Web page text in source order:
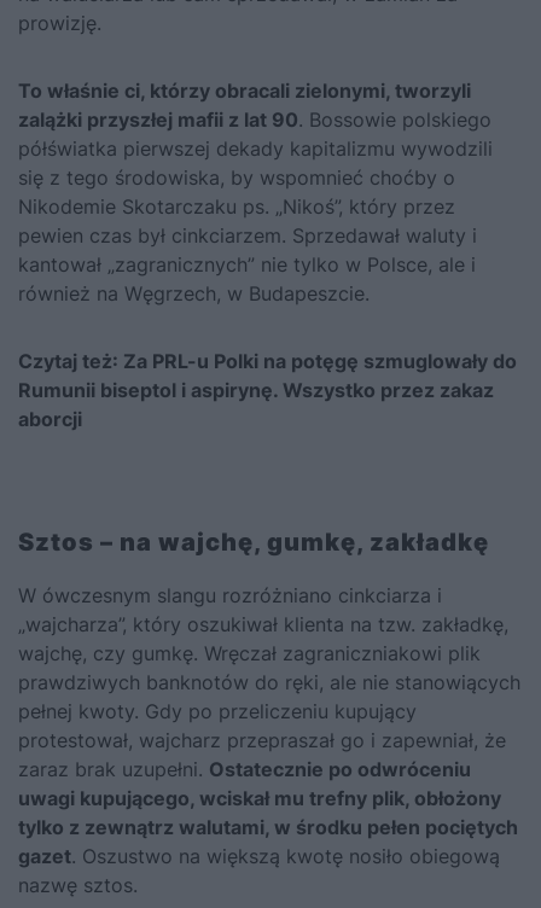
prowizję.
To właśnie ci, którzy obracali zielonymi, tworzyli
zalążki przyszłej mafii z lat 90. Bossowie polskiego
półświatka pierwszej dekady kapitalizmu wywodzili
się z tego środowiska, by wspomnieć choćby o
Nikodemie Skotarczaku ps. „Nikoś”, który przez
pewien czas był cinkciarzem. Sprzedawał waluty i
kantował „zagranicznych” nie tylko w Polsce, ale i
również na Węgrzech, w Budapeszcie.
Czytaj też: Za PRL-u Polki na potęgę szmuglowały do
Rumunii biseptol i aspirynę. Wszystko przez zakaz
aborcji
Sztos – na wajchę, gumkę, zakładkę
W ówczesnym slangu rozróżniano cinkciarza i
„wajcharza”, który oszukiwał klienta na tzw. zakładkę,
wajchę, czy gumkę. Wręczał zagraniczniakowi plik
prawdziwych banknotów do ręki, ale nie stanowiących
pełnej kwoty. Gdy po przeliczeniu kupujący
protestował, wajcharz przepraszał go i zapewniał, że
zaraz brak uzupełni. Ostatecznie po odwróceniu
uwagi kupującego, wciskał mu trefny plik, obłożony
tylko z zewnątrz walutami, w środku pełen pociętych
gazet. Oszustwo na większą kwotę nosiło obiegową
nazwę sztos.